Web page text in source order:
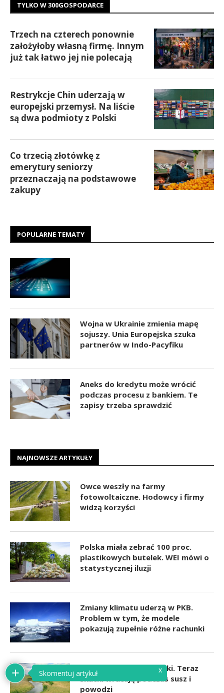
TYLKO W 300GOSPODARCE
Trzech na czterech ponownie
założyłoby własną firmę. Innym
już tak łatwo jej nie polecają
Restrykcje Chin uderzają w
europejski przemysł. Na liście
są dwa podmioty z Polski
Co trzecią złotówkę z
emerytury seniorzy
przeznaczają na podstawowe
zakupy
POPULARNE TEMATY
Wojna w Ukrainie zmienia mapę
sojuszy. Unia Europejska szuka
partnerów w Indo-Pacyfiku
Aneks do kredytu może wrócić
podczas procesu z bankiem. Te
zapisy trzeba sprawdzić
NAJNOWSZE ARTYKUŁY
Owce weszły na farmy
fotowoltaiczne. Hodowcy i firmy
widzą korzyści
Polska miała zebrać 100 proc.
plastikowych butelek. WEI mówi o
statystycznej iluzji
Zmiany klimatu uderzą w PKB.
Problem w tym, że modele
pokazują zupełnie różne rachunki
Chcieliśmy ujarzmić rzeki. Teraz
skutki wracają podczas susz i
powodzi
Skomentuj artykuł x